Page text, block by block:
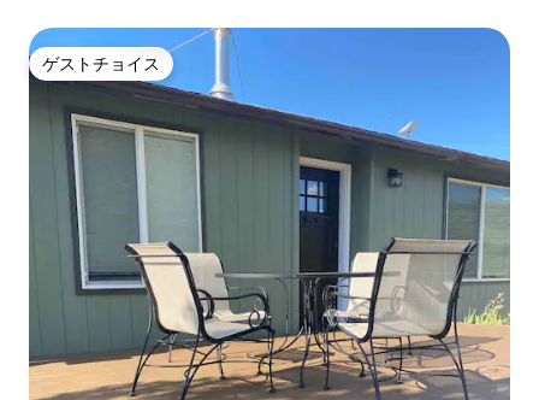
ゲストチョイス
ゲストチョイス